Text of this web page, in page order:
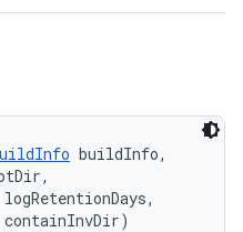
buildInfo,